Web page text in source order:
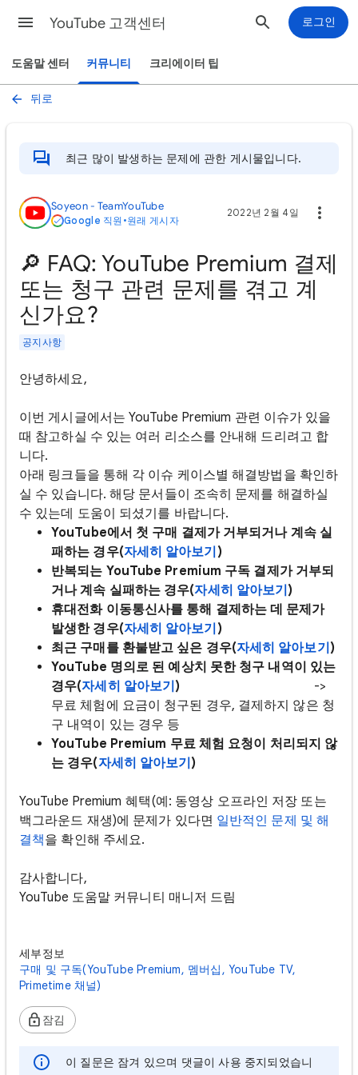
YouTube 고객센터 로그인
도움말 센터 커뮤니티 크리에이터 팁
뒤로
최근 많이 발생하는 문제에 관한 게시물입니다.
Soyeon - TeamYouTube
Google 직원 •원래 게시자
2022년 2월 4일
🔎 FAQ: YouTube Premium 결제
또는 청구 관련 문제를 겪고 계
신가요?
공지사항
안녕하세요,
이번 게시글에서는 YouTube Premium 관련 이슈가 있을
때 참고하실 수 있는 여러 리소스를 안내해 드리려고 합
니다.
아래 링크들을 통해 각 이슈 케이스별 해결방법을 확인하
실 수 있습니다. 해당 문서들이 조속히 문제를 해결하실
수 있는데 도움이 되셨기를 바랍니다.
YouTube에서 첫 구매 결제가 거부되거나 계속 실
패하는 경우(자세히 알아보기 )
반복되는 YouTube Premium 구독 결제가 거부되
거나 계속 실패하는 경우(자세히 알아보기 )
휴대전화 이동통신사를 통해 결제하는 데 문제가
발생한 경우(자세히 알아보기 )
최근 구매를 환불받고 싶은 경우(자세히 알아보기 )
YouTube 명의로 된 예상치 못한 청구 내역이 있는
경우(자세히 알아보기 ) ->
무료 체험에 요금이 청구된 경우, 결제하지 않은 청
구 내역이 있는 경우 등
YouTube Premium 무료 체험 요청이 처리되지 않
는 경우(자세히 알아보기 )
YouTube Premium 혜택(예: 동영상 오프라인 저장 또는
백그라운드 재생)에 문제가 있다면 일반적인 문제 및 해
결책을 확인해 주세요.
감사합니다,
YouTube 도움말 커뮤니티 매니저 드림
세부정보
구매 및 구독(YouTube Premium, 멤버십, YouTube TV,
Primetime 채널)
잠김
이 질문은 잠겨 있으며 댓글이 사용 중지되었습니